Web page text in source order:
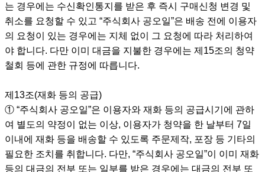
는 경우에는 수신확인통지를 받은 후 즉시 구매신청 변경 및
취소를 요청할 수 있고 “주식회사 공오일”은 배송 전에 이용자
의 요청이 있는 경우에는 지체 없이 그 요청에 따라 처리하여
야 합니다. 다만 이미 대금을 지불한 경우에는 제15조의 청약
철회 등에 관한 규정에 따릅니다.
제13조(재화 등의 공급)
① “주식회사 공오일”은 이용자와 재화 등의 공급시기에 관하
여 별도의 약정이 없는 이상, 이용자가 청약을 한 날부터 7일
이내에 재화 등을 배송할 수 있도록 주문제작, 포장 등 기타의
필요한 조치를 취합니다. 다만, “주식회사 공오일”이 이미 재화
등의 대금의 전부 또는 일부를 받은 경우에는 대금의 전부 또